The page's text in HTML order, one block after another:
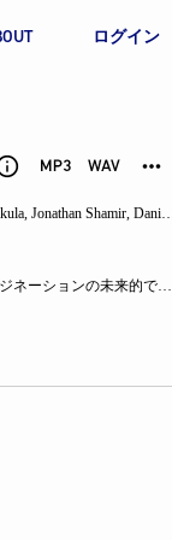
ログイン
, Jonathan Shamir, Daniel Bierton
スペイシーなエレクトロニック・サウンドスケープ、異世界の発見、惑星間の黙示録的イマジネーションの未来的で実験的なコレクション。